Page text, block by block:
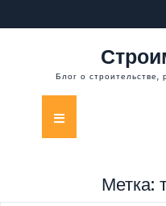
к
Блог о
Кнопка
Метка: